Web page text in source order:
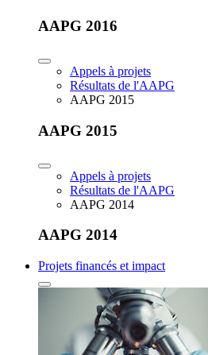
AAPG 2016
Appels à projets
Résultats de l'AAPG
AAPG 2015
AAPG 2015
Appels à projets
Résultats de l'AAPG
AAPG 2014
AAPG 2014
Projets financés et impact